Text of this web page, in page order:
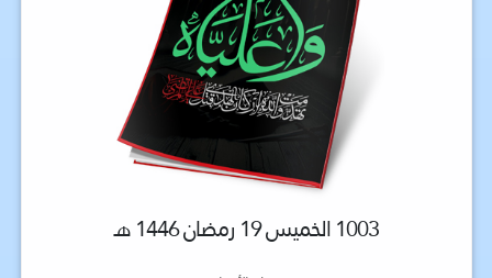
1003 الخميس 19 رمضان 1446 هـ